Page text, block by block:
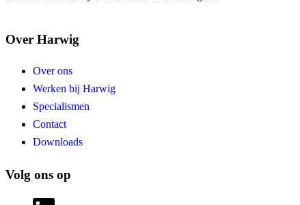
Over Harwig
Over ons
Werken bij Harwig
Specialismen
Contact
Downloads
Volg ons op